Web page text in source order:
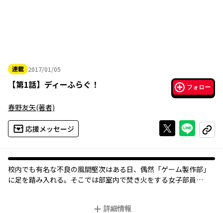
連載 2017/01/05
2017年01月05日
【第1話】 ディーふらぐ！ フォロー
春野友矢(著者)
応援メッセージ Xで投稿する
ライン
コピー
校内でも有名な不良の風間堅次はある日、偶然「ゲーム製作部」
に足を踏み入れる。そこでは部室内で焚き火をする女子部員
詳細情報